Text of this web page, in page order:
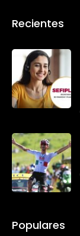
Recientes
Populares